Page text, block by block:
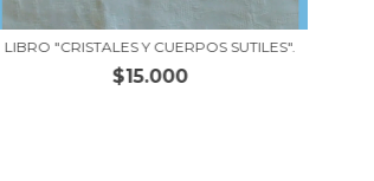
LIBRO "CRISTALES Y CUERPOS SUTILES".
$15.000